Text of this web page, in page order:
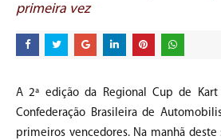
primeira vez
A 2ª edição da Regional Cup de Kart
Confederação Brasileira de
primeiros vencedores. Na manhã